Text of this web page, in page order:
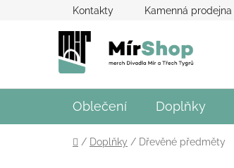
Kontakty Kamenná prodejna
Oblečení Doplňky
Domů
/ Doplňky / Dřevěné předměty